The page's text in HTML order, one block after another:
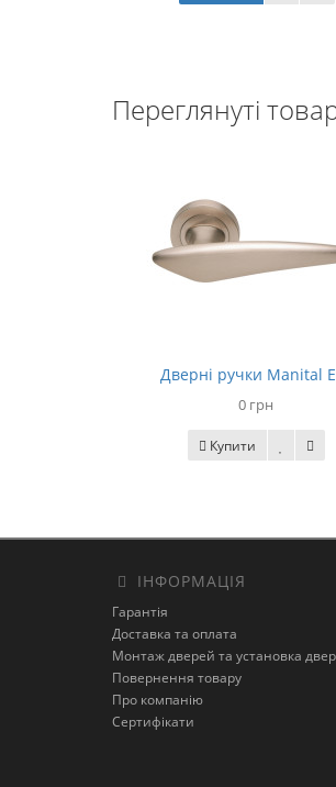
Переглянуті
Дверні ручки Manital
0 грн
Купити
ІНФОРМАЦІЯ
Гарантія
Доставка та оплата
Монтаж дверей та установка
Повернення товару
Про компанію
Сертифікати